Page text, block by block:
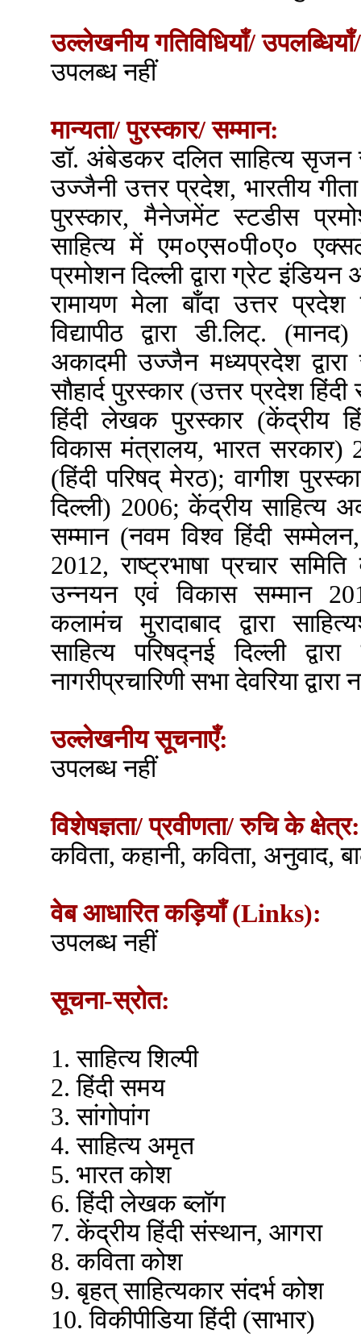
उल्लेखनीय गतिविधियाँ/ उपलब्धियाँ/
उपलब्ध नहीं
मान्यता/ पुरस्कार/ सम्मान:
डॉ. अंबेडकर दलित साहित्य सृजन
उज्जैनी उत्तर प्रदेश, भारतीय
पुरस्कार, मैनेजमेंट स्टडीस
साहित्य में एम०एस०पी०ए०
प्रमोशन दिल्ली द्वारा ग्रेट
रामायण मेला बाँदा उत्तर
विद्यापीठ द्वारा डी.लिट्.
अकादमी उज्जैन मध्यप्रदेश द्वारा
सौहार्द पुरस्कार (उत्तर प्रदेश
हिंदी लेखक पुरस्कार (केंद्रीय
विकास मंत्रालय, भारत सरकार)
(हिंदी परिषद् मेरठ); वागीश
दिल्ली) 2006; केंद्रीय साहित्य
सम्मान (नवम विश्व हिंदी
2012, राष्ट्रभाषा प्रचार समिति
उन्नयन एवं विकास सम्मान
कलामंच मुरादाबाद द्वारा
साहित्य परिषद्नई दिल्ली
नागरीप्रचारिणी सभा देवरिया द्वारा
उल्लेखनीय सूचनाएँ:
उपलब्ध नहीं
विशेषज्ञता/ प्रवीणता/ रुचि के क्षेत्र:
कविता, कहानी, कविता, अनुवाद,
वेब आधारित कड़ियाँ (Links):
उपलब्ध नहीं
सूचना-स्रोत:
1. साहित्य शिल्पी
2. हिंदी समय
3. सांगोपांग
4. साहित्य अमृत
5. भारत कोश
6. हिंदी लेखक ब्लॉग
7. केंद्रीय हिंदी संस्थान, आगरा
8. कविता कोश
9. बृहत् साहित्यकार संदर्भ कोश
10. विकीपीडिया हिंदी (साभार)